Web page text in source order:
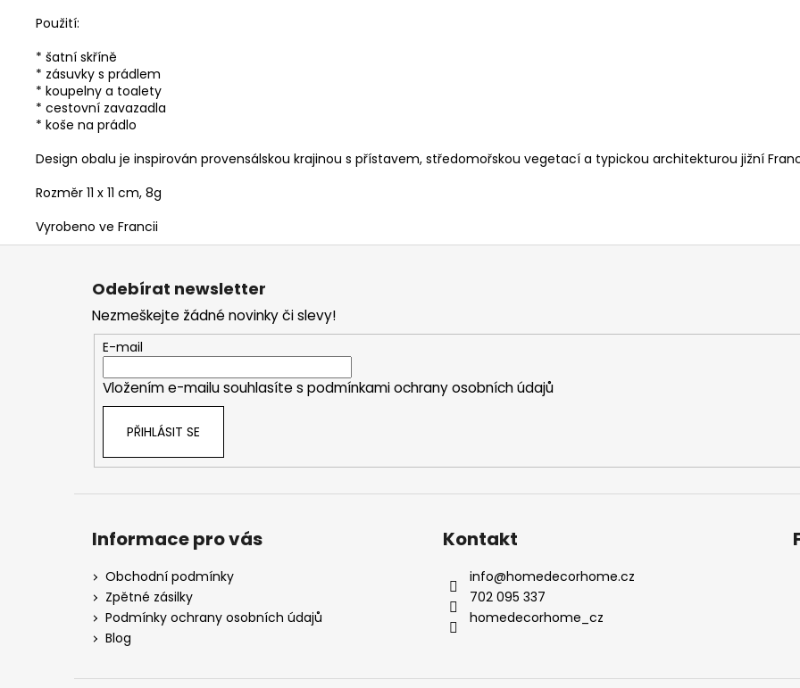
Použití:
* šatní skříně
* zásuvky s prádlem
* koupelny a toalety
* cestovní zavazadla
* koše na prádlo
Design obalu je inspirován provensálskou krajinou s přístavem, středomořskou vegetací a typickou architekturou jižní
Rozměr 11 x 11 cm, 8g
Vyrobeno ve Francii
Z
Odebírat newsletter
Nezmeškejte žádné novinky či slevy!
E-mail
Vložením e-mailu souhlasíte s podmínkami ochrany osobních údajů
PŘIHLÁSIT SE
Informace pro vás
Obchodní podmínky
Zpětné zásilky
Podmínky ochrany osobních údajů
Blog
Kontakt
info@homedecorhome.cz
702 095 337
homedecorhome_cz